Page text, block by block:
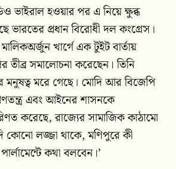
ভাইরাল হওয়ার পর এ নিয়ে ক্ষুব্ধ
ভারতের প্রধান বিরোধী দল কংগ্রেস।
খার্গে এক টুইট বার্তায়
তীব্র সমালোচনা করেছেন। তিনি
মনুষত্ব মরে গেছে। মোদি আর বিজেপি
এবং আইনের শাসনকে
করেছে, রাজ্যের সামাজিক কাঠামো
কোনো লজ্জা থাকে, মণিপুরে কী
কথা বলবেন।’